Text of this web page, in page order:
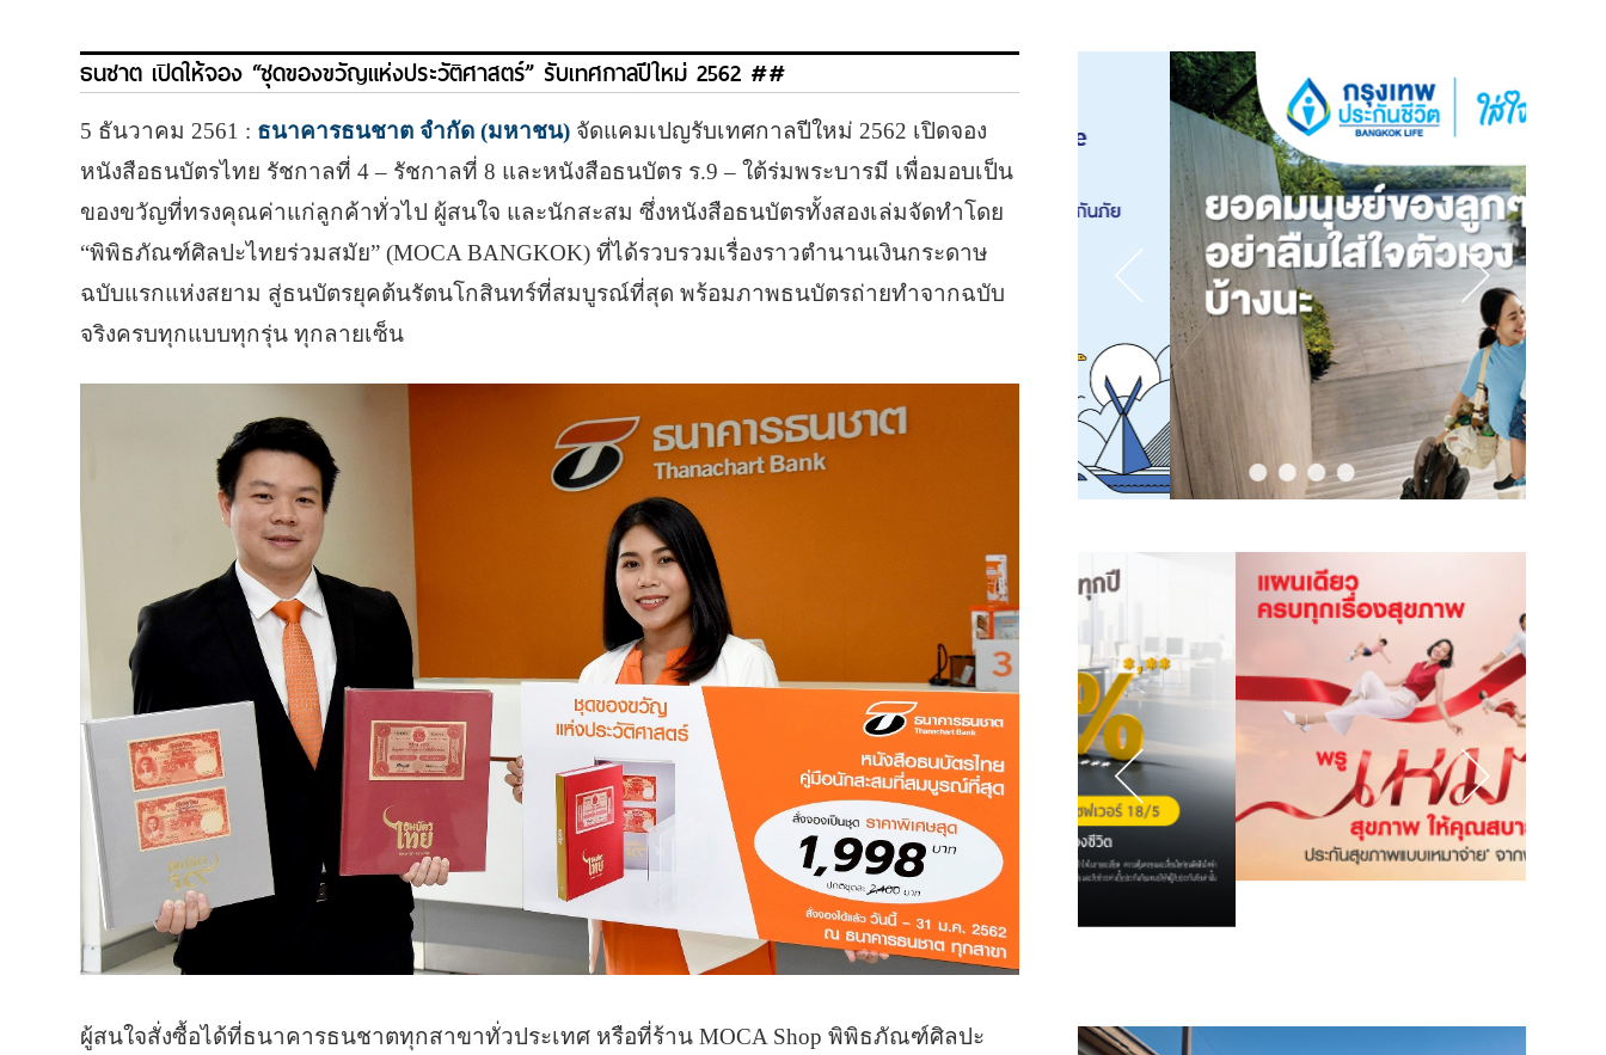
ธนชาต เปิดให้จอง “ชุดของขวัญแห่งประวัติศาสตร์” รับเทศกาลปีใหม่ 2562 ##
5 ธันวาคม 2561 : ธนาคารธนชาต จำกัด (มหาชน) จัดแคมเปญรับเทศกาลปีใหม่ 2562 เปิดจอง
หนังสือธนบัตรไทย รัชกาลที่ 4 – รัชกาลที่ 8 และหนังสือธนบัตร ร.9 – ใต้ร่มพระบารมี เพื่อมอบเป็น
ของขวัญที่ทรงคุณค่าแก่ลูกค้าทั่วไป ผู้สนใจ และนักสะสม ซึ่งหนังสือธนบัตรทั้งสองเล่มจัดทำโดย
“พิพิธภัณฑ์ศิลปะไทยร่วมสมัย” (MOCA BANGKOK) ที่ได้รวบรวมเรื่องราวตำนานเงินกระดาษ
ฉบับแรกแห่งสยาม สู่ธนบัตรยุคต้นรัตนโกสินทร์ที่สมบูรณ์ที่สุด พร้อมภาพธนบัตรถ่ายทำจากฉบับ
จริงครบทุกแบบทุกรุ่น ทุกลายเซ็น
ผู้สนใจสั่งซื้อได้ที่ธนาคารธนชาตทุกสาขาทั่วประเทศ หรือที่ร้าน MOCA Shop พิพิธภัณฑ์ศิลปะ